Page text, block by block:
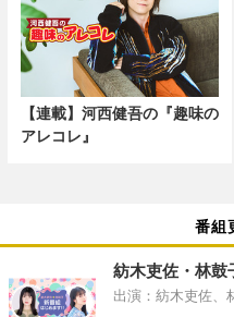
【連載】河西健吾の『趣味の
アレコレ』
番組
紡木吏佐・林鼓
出演：紡木吏佐、